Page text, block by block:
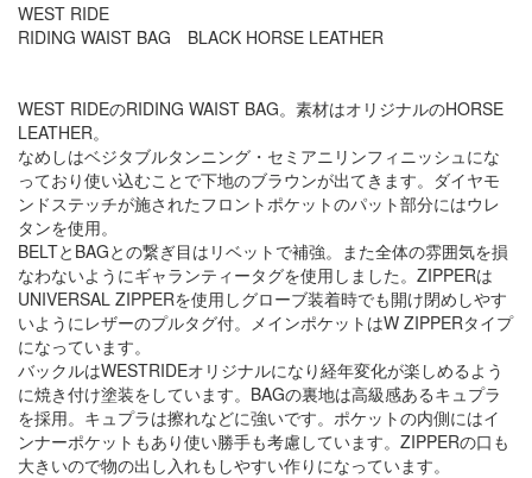
WEST RIDE
RIDING WAIST BAG BLACK HORSE LEATHER
WEST RIDEのRIDING WAIST BAG。素材はオリジナルのHORSE
LEATHER。
なめしはベジタブルタンニング・セミアニリンフィニッシュにな
っており使い込むことで下地のブラウンが出てきます。ダイヤモ
ンドステッチが施されたフロントポケットのパット部分にはウレ
タンを使用。
BELTとBAGとの繋ぎ目はリベットで補強。また全体の雰囲気を損
なわないようにギャランティータグを使用しました。ZIPPERは
UNIVERSAL ZIPPERを使用しグローブ装着時でも開け閉めしやす
いようにレザーのプルタグ付。メインポケットはW ZIPPERタイプ
になっています。
バックルはWESTRIDEオリジナルになり経年変化が楽しめるよう
に焼き付け塗装をしています。BAGの裏地は高級感あるキュプラ
を採用。キュプラは擦れなどに強いです。ポケットの内側にはイ
ンナーポケットもあり使い勝手も考慮しています。ZIPPERの口も
大きいので物の出し入れもしやすい作りになっています。